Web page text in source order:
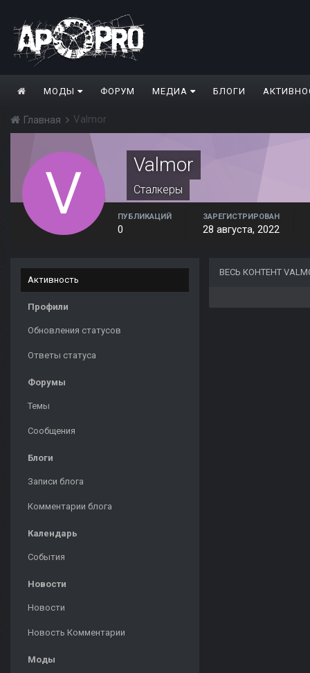
МОДЫ ФОРУМ МЕДИА БЛОГИ
Главная Valmor
Valmor
Сталкеры
ПУБЛИКАЦИЙ
0
ЗАРЕГИСТРИРОВАН
28 августа, 2022
Активность
Профили
Обновления статусов
Ответы статуса
Форумы
Темы
Сообщения
Блоги
Записи блога
Комментарии блога
Календарь
События
Новости
Новости
Новость Комментарии
Моды
ВЕСЬ КОНТЕНТ